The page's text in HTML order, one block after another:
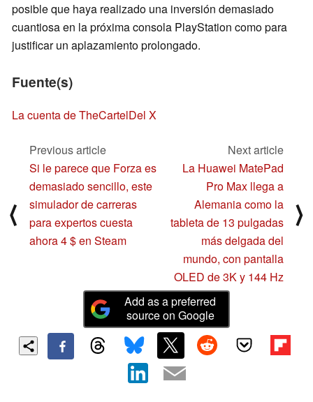
posible que haya realizado una inversión demasiado
cuantiosa en la próxima consola PlayStation como para
justificar un aplazamiento prolongado.
Fuente(s)
La cuenta de TheCartelDel X
⟨
Previous article
Si le parece que Forza es
demasiado sencillo, este
simulador de carreras
para expertos cuesta
ahora 4 $ en Steam
Next article
La Huawei MatePad
Pro Max llega a
Alemania como la
tableta de 13 pulgadas
más delgada del
mundo, con pantalla
OLED de 3K y 144 Hz
⟩
Add as a preferred
source on Google